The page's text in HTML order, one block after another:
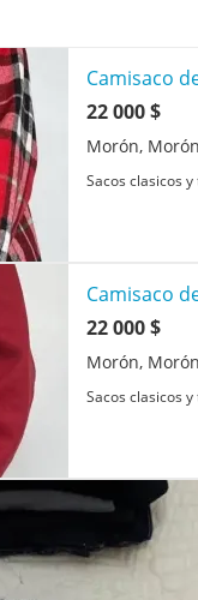
Camisaco
22 000 $
Morón, Morón
Sacos clasicos
Camisaco
22 000 $
Morón, Morón
Sacos clasicos